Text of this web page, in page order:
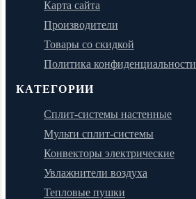
Карта сайта
Производители
Товары со скидкой
Политика конфиденциальности
КАТЕГОРИИ
Сплит-системы настенные
Мульти сплит-системы
Конвекторы электрические
Увлажнители воздуха
Тепловые пушки